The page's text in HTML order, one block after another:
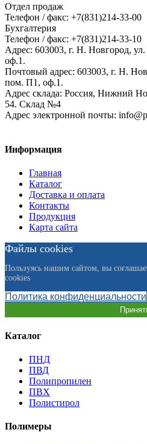
Отдел продаж
Телефон / факс: +7(831)214-33-00
Бухгалтерия
Телефон / факс: +7(831)214-33-10
Адрес: 603003, г. Н. Новгород,
оф.1.
Почтовый адрес: 603003, г. Н.
пом. П1, оф.1.
Адрес склада: Россия, Нижний
54. Склад №4
Адрес электронной почты:
Информация
Главная
Каталог
Доставка и оплата
Контакты
Продукция
Карта сайта
Файлы cookies
Пользуясь нашим сайтом, вы
cookies
Политика конфиденциальности
Каталог
ПНД
ПВД
Полипропилен
ПВХ
Полистирол
Полимеры